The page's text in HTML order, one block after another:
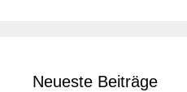
Neueste Beiträge